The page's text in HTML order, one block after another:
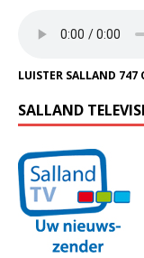
LUISTER SALLAND 747
SALLAND